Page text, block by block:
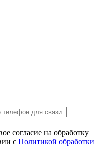
согласие на обработку
с Политикой обработки